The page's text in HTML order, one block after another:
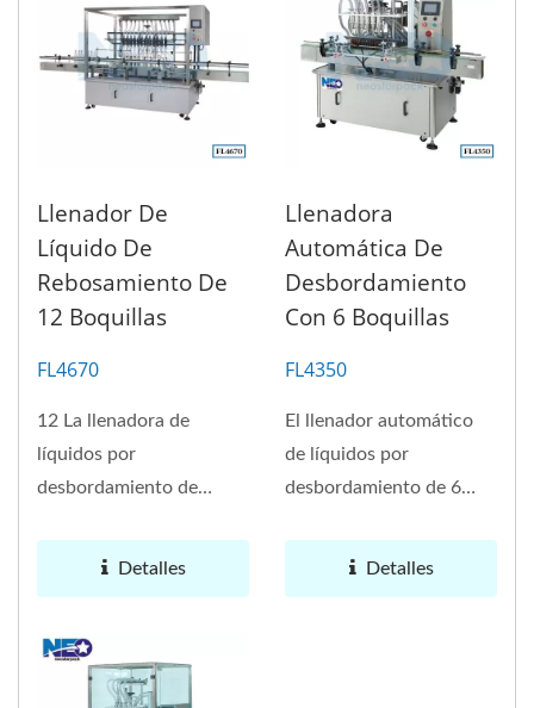
Llenador De
Líquido De
Rebosamiento De
12 Boquillas
FL4670
12 La llenadora de
líquidos por
desbordamiento de
Detalles
Llenadora
Automática De
Desbordamiento
Con 6 Boquillas
FL4350
El llenador automático
de líquidos por
desbordamiento de 6
Detalles